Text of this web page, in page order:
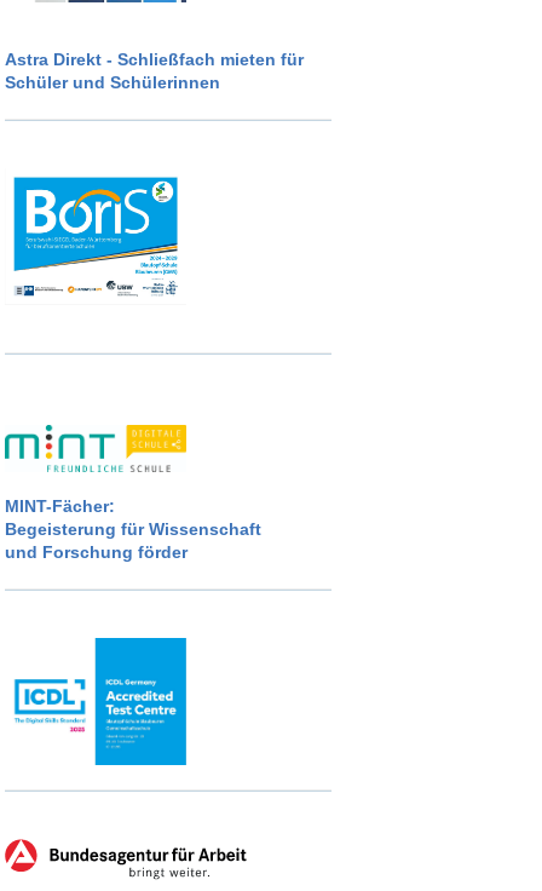
Astra Direkt - Schließfach mieten für
Schüler und Schülerinnen
MINT-Fächer:
Begeisterung für Wissenschaft
und Forschung förder